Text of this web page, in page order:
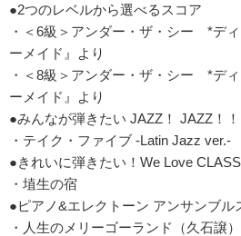
●2つのレベルから選べるスコア
・＜6級＞アンダー・ザ・シー *デ
ーメイド』より
・＜8級＞アンダー・ザ・シー *デ
ーメイド』より
●みんなが弾きたい JAZZ！ JAZZ！！
・テイク・ファイブ -Latin Jazz ver.-
●きれいに弾きたい！We Love
・埴生の宿
●ピアノ&エレクトーン アンサンブル
・人生のメリーゴーランド（久石